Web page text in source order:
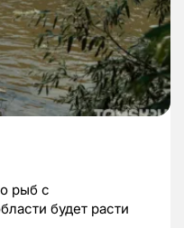
рыб с
будет расти